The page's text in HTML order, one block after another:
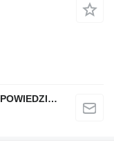
QINDITO SPÓŁKA Z OGRANICZONĄ ODPOWIEDZIALNOŚCIĄ